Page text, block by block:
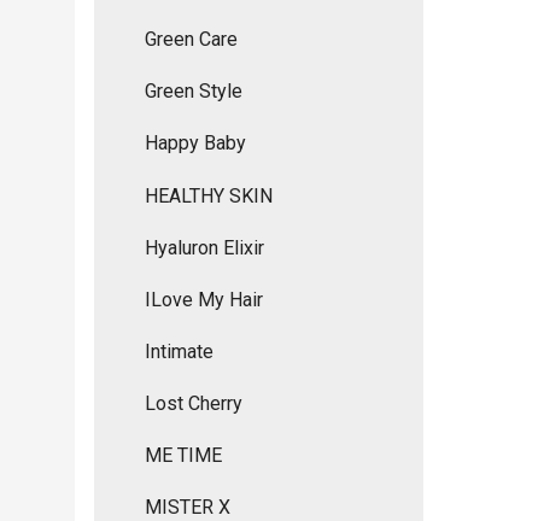
Green Care
Green Style
Happy Baby
HEALTHY SKIN
Hyaluron Elixir
ILove My Hair
Intimate
Lost Cherry
ME TIME
MISTER X